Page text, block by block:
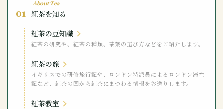
About Tea
01 紅茶を知る
紅茶の豆知識
紅茶の研究や、紅茶の種類、茶葉の選び方などをご紹介します。
紅茶の旅
イギリスでの研修旅行記や、ロンドン特派員によるロンドン滞在
記など、紅茶の国から紅茶にまつわる情報をお送りします。
紅茶教室